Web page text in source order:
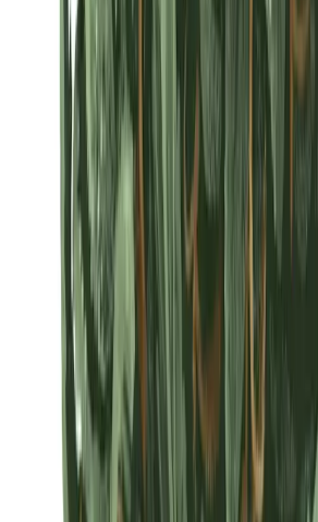
Sativa Strains Indica Strains
Standorte